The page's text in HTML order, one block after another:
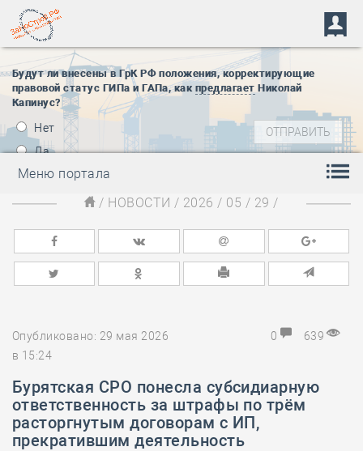
Будут ли внесены в ГрК РФ положения, корректирующие
правовой статус ГИПа и ГАПа, как предлагает Николай
Капинус?
Нет
Да
Меню портала
/ НОВОСТИ / 2026 / 05 / 29 /
Опубликовано: 29 мая 2026
в 15:24
0 639
Бурятская СРО понесла субсидиарную
ответственность за штрафы по трём
расторгнутым договорам с ИП,
прекратившим деятельность